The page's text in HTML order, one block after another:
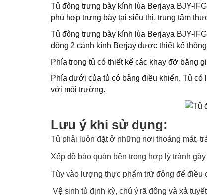
Tủ đông trưng bày kính lùa Berjaya BJY-
phù hợp trưng bày tại siêu thị, trung tâm
Tủ đông trưng bày kính lùa Berjaya BJY-
đông 2 cánh kính Berjay được thiết kế
Phía trong tủ có thiết kế các khay đỡ bằng
Phía dưới của tủ có bảng điều khiển. Tủ
với môi trường.
Lưu ý khi sử dụng:
Tủ phải luôn đặt ở những nơi thoáng mát,
Xếp đồ bảo quản bên trong hợp lý tránh
Tùy vào lượng thực phẩm trữ đông để điều
Vệ sinh tủ định kỳ, chú ý rã đông và xả